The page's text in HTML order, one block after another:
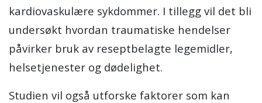
kardiovaskulære sykdommer. I tillegg vil det bli
undersøkt hvordan traumatiske hendelser
påvirker bruk av reseptbelagte legemidler,
helsetjenester og dødelighet.
Studien vil også utforske faktorer som kan